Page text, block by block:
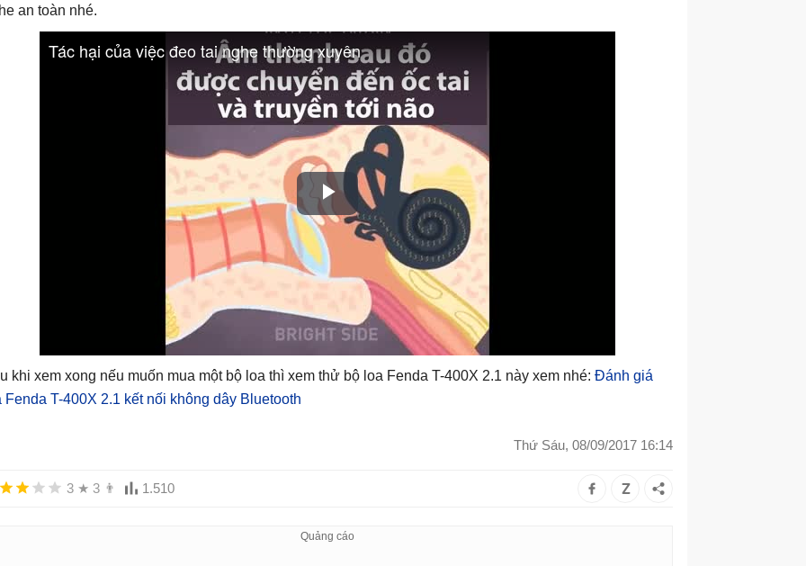
an toàn nhé.
khi xem xong nếu muốn mua một bộ loa thì xem thử bộ loa Fenda T-400X 2.1 này xem nhé: Đánh giá
Fenda T-400X 2.1 kết nối không dây Bluetooth
Thứ Sáu, 08/09/2017 16:14
3 ★ 3 👨 1.510